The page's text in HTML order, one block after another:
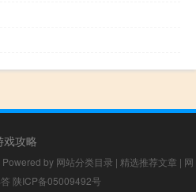
戏攻略
Powered by 网站分类目录 | 精选推荐文章 | 网
陕ICP备05009492号